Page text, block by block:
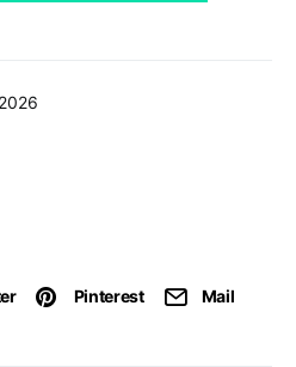
Pinterest Mail